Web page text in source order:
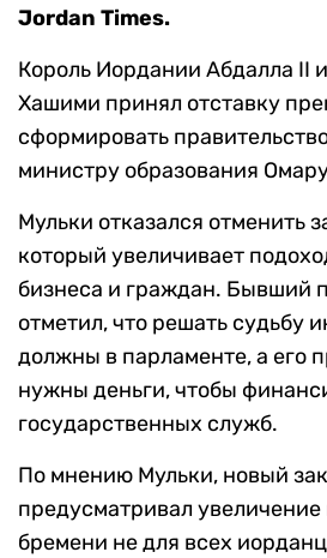
Jordan Times.
Король Иордании Абдалла II
Хашими принял отставку
сформировать
министру образования
Мульки отказался отменить
который увеличивает
бизнеса и граждан. Бывший
отметил, что решать судьбу
должны в парламенте, а его
нужны деньги, чтобы
государственных служб.
По мнению Мульки, новый
предусматривал увеличение
бремени не для всех